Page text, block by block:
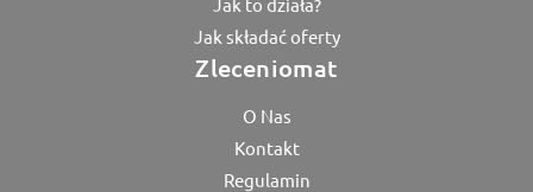
Jak składać oferty
Zleceniomat
O Nas
Kontakt
Regulamin